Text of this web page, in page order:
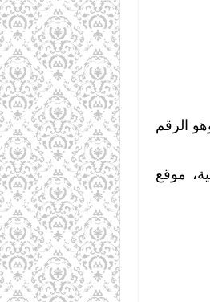
مصر العريبة = 15 طن للفدان، وهو الرقم
الزراعية، موقع